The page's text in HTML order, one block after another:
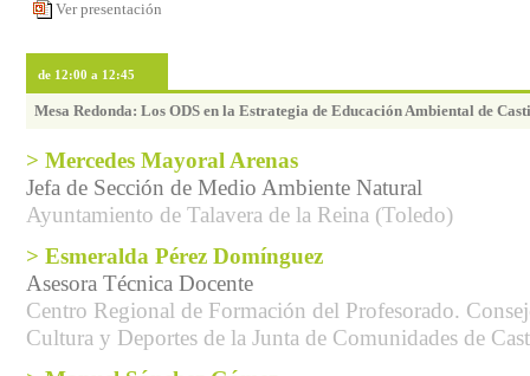
Ver presentación
de 12:00 a 12:45
Mesa Redonda: Los ODS en la Estrategia de Educación Ambiental de
> Mercedes Mayoral Arenas
Jefa de Sección de Medio Ambiente Natural
Ayuntamiento de Talavera de la Reina (Toledo)
> Esmeralda Pérez Domínguez
Asesora Técnica Docente
Centro Regional de Formación del Profesorado.
Cultura y Deportes de la Junta de Comunidades de